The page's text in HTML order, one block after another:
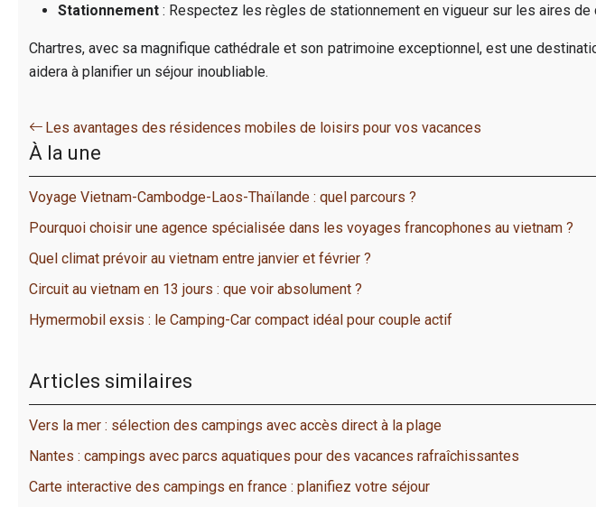
Stationnement : Respectez les règles de stationnement en vigueur sur les aires
Chartres, avec sa magnifique cathédrale et son patrimoine exceptionnel, est une
aidera à planifier un séjour inoubliable.
Les avantages des résidences mobiles de loisirs pour vos vacances
À la une
Voyage Vietnam-Cambodge-Laos-Thaïlande : quel parcours ?
Pourquoi choisir une agence spécialisée dans les voyages francophones au vietnam ?
Quel climat prévoir au vietnam entre janvier et février ?
Circuit au vietnam en 13 jours : que voir absolument ?
Hymermobil exsis : le Camping-Car compact idéal pour couple actif
Articles similaires
Vers la mer : sélection des campings avec accès direct à la plage
Nantes : campings avec parcs aquatiques pour des vacances rafraîchissantes
Carte interactive des campings en france : planifiez votre séjour